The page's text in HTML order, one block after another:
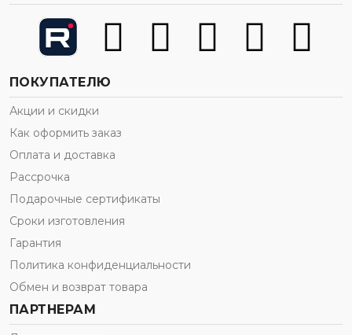
ПОКУПАТЕЛЮ
Акции и скидки
Как оформить заказ
Оплата и доставка
Рассрочка
Подарочные сертификаты
Сроки изготовления
Гарантия
Политика конфиденциальности
Обмен и возврат товара
ПАРТНЕРАМ